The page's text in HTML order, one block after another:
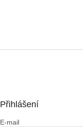
Přihlášení
E-mail